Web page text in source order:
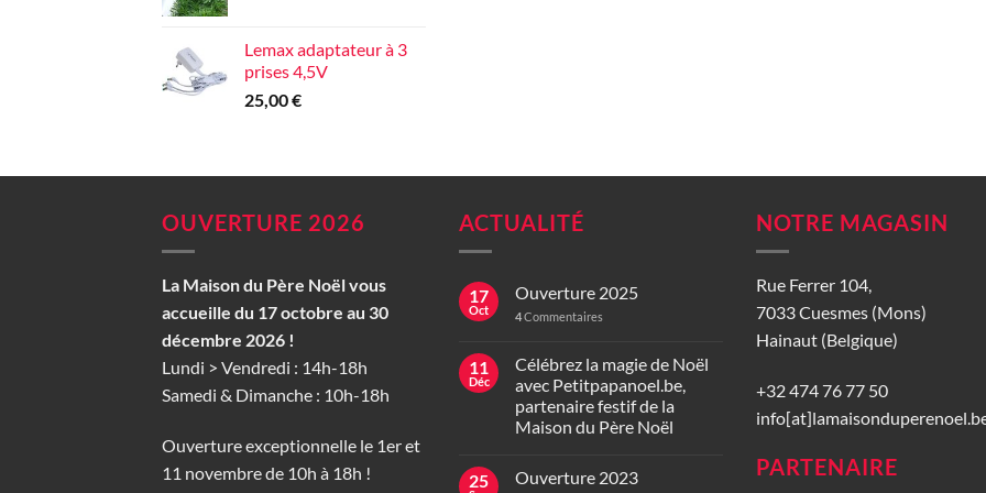
Lemax adaptateur à 3
prises 4,5V
25,00€
OUVERTURE 2026
La Maison du Père Noël vous
accueille du 17 octobre au 30
décembre 2026 !
Lundi > Vendredi : 14h-18h
Samedi & Dimanche : 10h-18h
Ouverture exceptionnelle le 1er et
11 novembre de 10h à 18h !
ACTUALITÉ
17
Oct
Ouverture 2025
4Commentaires
11
Déc
Célébrez la magie de Noël
avec Petitpapanoel.be,
partenaire festif de la
Maison du Père Noël
25 Ouverture 2023
NOTRE MAGASIN
Rue Ferrer 104,
7033 Cuesmes (Mons)
Hainaut (Belgique)
+32 474 76 77 50
PARTENAIRE